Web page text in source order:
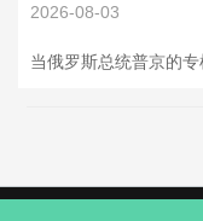
2026-08-03